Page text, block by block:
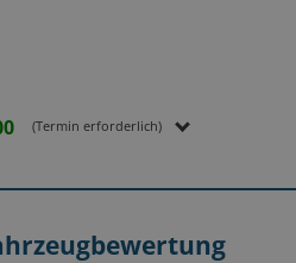
(Termin erforderlich)